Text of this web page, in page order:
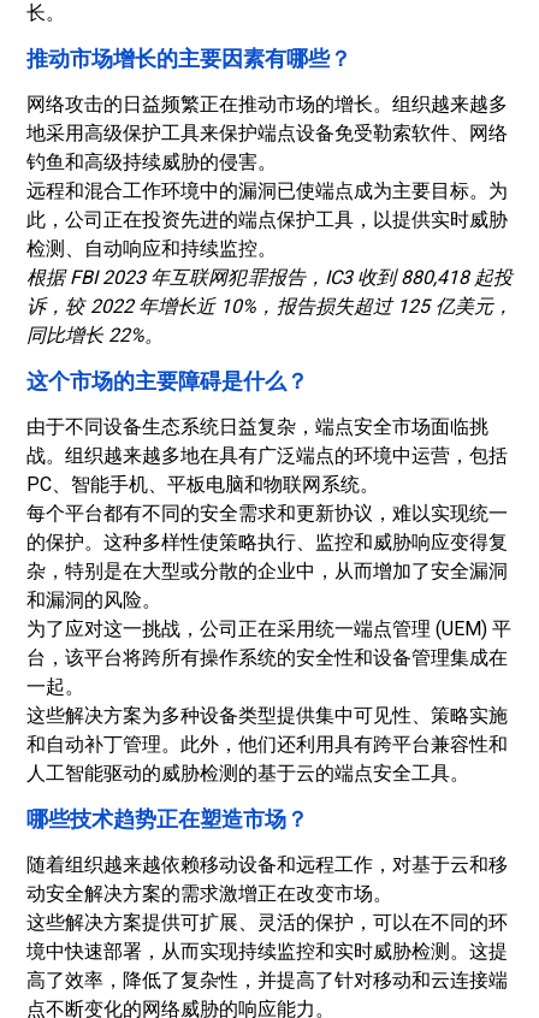
长。
推动市场增长的主要因素有哪些？
网络攻击的日益频繁正在推动市场的增长。组织越来越多
地采用高级保护工具来保护端点设备免受勒索软件、网络
钓鱼和高级持续威胁的侵害。
远程和混合工作环境中的漏洞已使端点成为主要目标。为
此，公司正在投资先进的端点保护工具，以提供实时威胁
检测、自动响应和持续监控。
根据 FBI 2023 年互联网犯罪报告，IC3 收到 880,418 起投
诉，较 2022 年增长近 10%，报告损失超过 125 亿美元，
同比增长 22%。
这个市场的主要障碍是什么？
由于不同设备生态系统日益复杂，端点安全市场面临挑
战。组织越来越多地在具有广泛端点的环境中运营，包括
PC、智能手机、平板电脑和物联网系统。
每个平台都有不同的安全需求和更新协议，难以实现统一
的保护。这种多样性使策略执行、监控和威胁响应变得复
杂，特别是在大型或分散的企业中，从而增加了安全漏洞
和漏洞的风险。
为了应对这一挑战，公司正在采用统一端点管理 (UEM) 平
台，该平台将跨所有操作系统的安全性和设备管理集成在
一起。
这些解决方案为多种设备类型提供集中可见性、策略实施
和自动补丁管理。此外，他们还利用具有跨平台兼容性和
人工智能驱动的威胁检测的基于云的端点安全工具。
哪些技术趋势正在塑造市场？
随着组织越来越依赖移动设备和远程工作，对基于云和移
动安全解决方案的需求激增正在改变市场。
这些解决方案提供可扩展、灵活的保护，可以在不同的环
境中快速部署，从而实现持续监控和实时威胁检测。这提
高了效率，降低了复杂性，并提高了针对移动和云连接​​端
点不断变化的网络威胁的响应能力。